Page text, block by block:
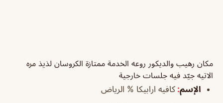
مكان رهيب والديكور روعه الخدمة ممتازة الكروسان لذيذ مره
الاتيه جيّد فيه جلسات خارجية
الإسم: كافيه ارابيكا % الرياض